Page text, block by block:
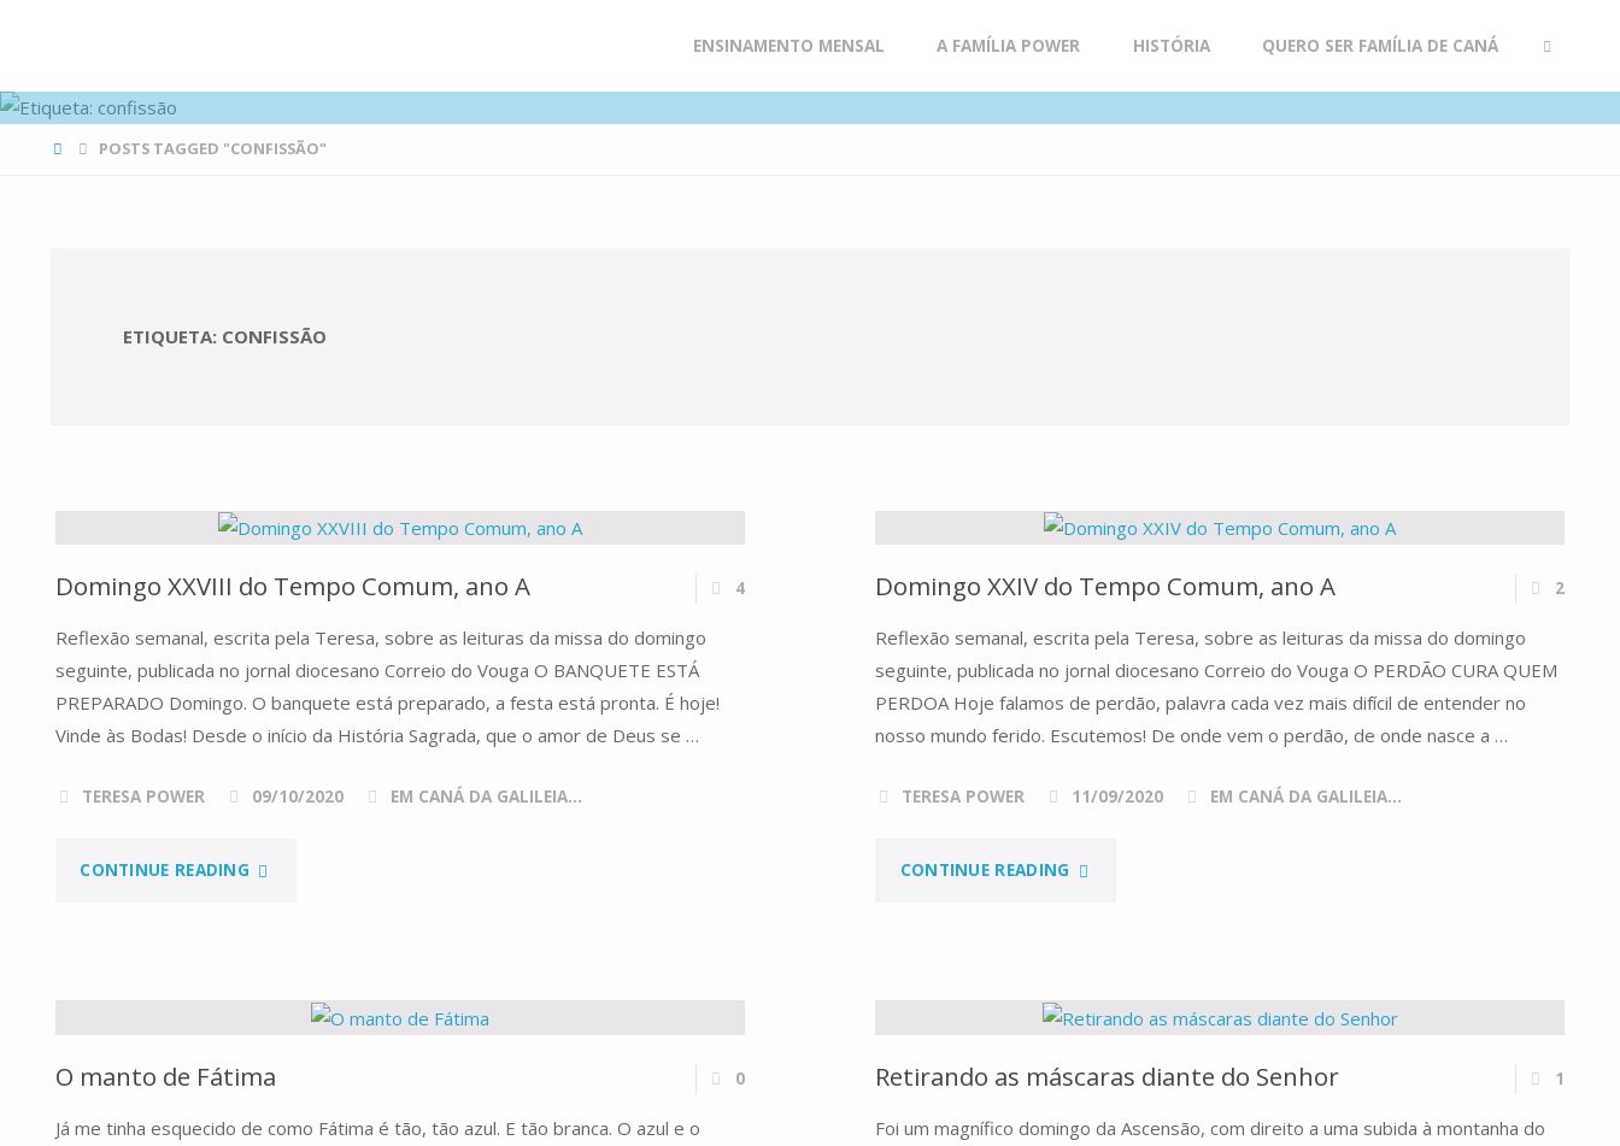
to
ENSINAMENTO MENSAL A FAMÍLIA POWER HISTÓRIA QUERO SER FAMÍLIA DE CANÁ
HOMEPOSTS TAGGED "CONFISSÃO"
ETIQUETA: CONFISSÃO
Domingo XXVIII do Tempo Comum, ano A 4
Reflexão semanal, escrita pela Teresa, sobre as leituras da missa do domingo
seguinte, publicada no jornal diocesano Correio do Vouga O BANQUETE ESTÁ
PREPARADO Domingo. O banquete está preparado, a festa está pronta. É hoje!
Vinde às Bodas! Desde o início da História Sagrada, que o amor de Deus se …
TERESA POWER 09/10/2020 EM CANÁ DA GALILEIA...
CONTINUE READING "DOMINGO
COMUM,
ANO
Domingo XXIV do Tempo Comum, ano A 2
Reflexão semanal, escrita pela Teresa, sobre as leituras da missa do domingo
seguinte, publicada no jornal diocesano Correio do Vouga O PERDÃO CURA QUEM
PERDOA Hoje falamos de perdão, palavra cada vez mais difícil de entender no
nosso mundo ferido. Escutemos! De onde vem o perdão, de onde nasce a …
TERESA POWER 11/09/2020 EM CANÁ DA GALILEIA...
CONTINUE READING "DOMINGO
TEMPO
COMUM,
ANO
O manto de Fátima 0
Já me tinha esquecido de como Fátima é tão, tão azul. E tão branca. O azul e o
Retirando as máscaras diante do Senhor 1
Foi um magnífico domingo da Ascensão, com direito a uma subida à montanha do